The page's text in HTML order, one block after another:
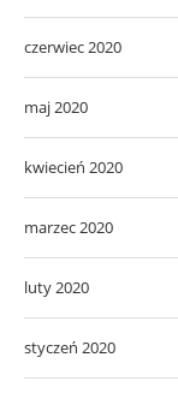
czerwiec 2020
maj 2020
kwiecień 2020
marzec 2020
luty 2020
styczeń 2020